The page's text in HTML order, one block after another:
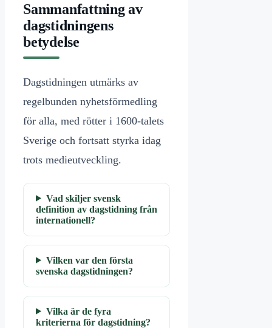
Sammanfattning av
dagstidningens
betydelse
Dagstidningen utmärks av
regelbunden nyhetsförmedling
för alla, med rötter i 1600-talets
Sverige och fortsatt styrka idag
trots medieutveckling.
Vad skiljer svensk
definition av dagstidning från
internationell?
Vilken var den första
svenska dagstidningen?
Vilka är de fyra
kriterierna för dagstidning?